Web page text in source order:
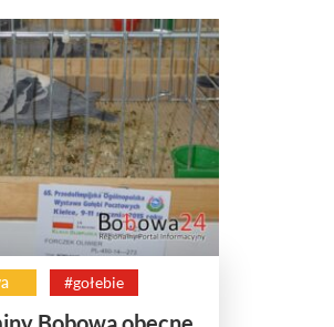
#gołebie